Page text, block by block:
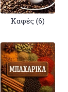
Καφές (6)